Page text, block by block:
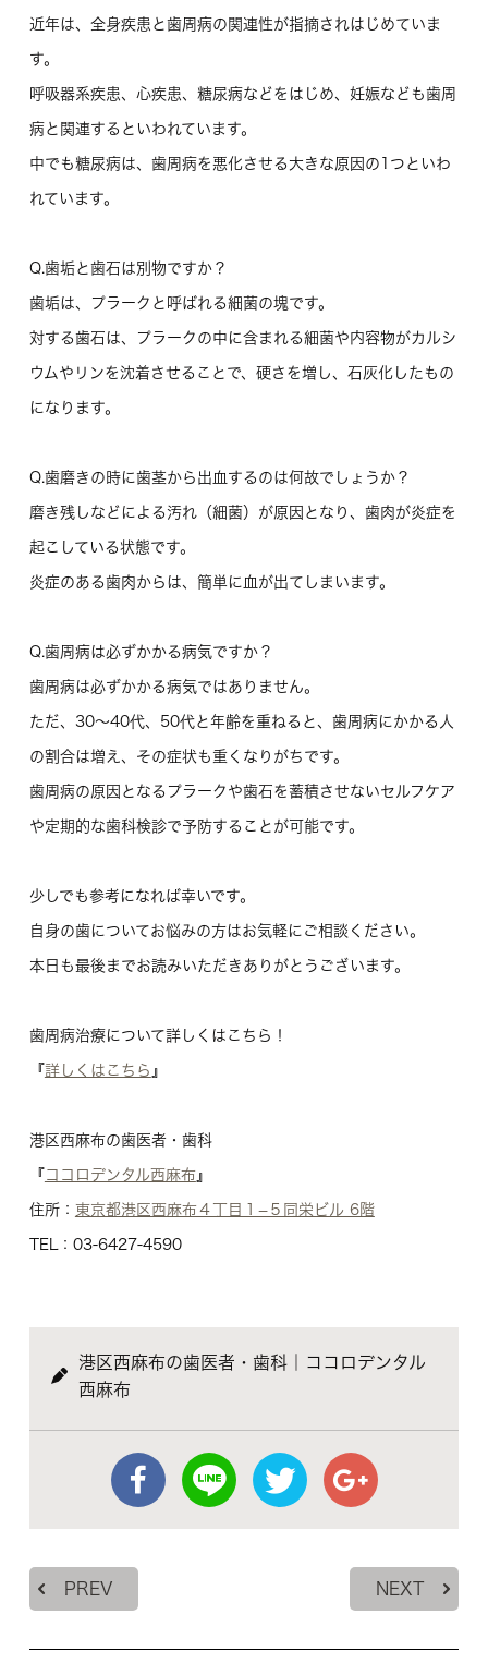
近年は、全身疾患と歯周病の関連性が指摘されはじめていま
す。
呼吸器系疾患、心疾患、糖尿病などをはじめ、妊娠なども歯周
病と関連するといわれています。
中でも糖尿病は、歯周病を悪化させる大きな原因の1つといわ
れています。
Q.歯垢と歯石は別物ですか？
歯垢は、プラークと呼ばれる細菌の塊です。
対する歯石は、プラークの中に含まれる細菌や内容物がカルシ
ウムやリンを沈着させることで、硬さを増し、石灰化したもの
になります。
Q.歯磨きの時に歯茎から出血するのは何故でしょうか？
磨き残しなどによる汚れ（細菌）が原因となり、歯肉が炎症を
起こしている状態です。
炎症のある歯肉からは、簡単に血が出てしまいます。
Q.歯周病は必ずかかる病気ですか？
歯周病は必ずかかる病気ではありません。
ただ、30～40代、50代と年齢を重ねると、歯周病にかかる人
の割合は増え、その症状も重くなりがちです。
歯周病の原因となるプラークや歯石を蓄積させないセルフケア
や定期的な歯科検診で予防することが可能です。
少しでも参考になれば幸いです。
自身の歯についてお悩みの方はお気軽にご相談ください。
本日も最後までお読みいただきありがとうございます。
歯周病治療について詳しくはこちら！
『 詳しくはこちら 』
港区西麻布の歯医者・歯科
『 ココロデンタル西麻布』
住所： 東京都港区西麻布４丁目１−５同栄ビル 6階
TEL：03-6427-4590
港区西麻布の歯医者・歯科｜ココロデンタル
西麻布
PREV NEXT